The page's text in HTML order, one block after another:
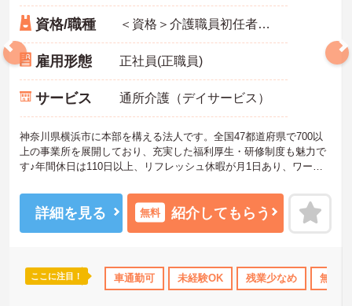
取得サポート 社会保険完備 交通費支給
資格/職種 ＜資格＞介護職員初任者研修(旧ヘルパー2級)以上 必須 ＜経験＞不問
雇用形態 正社員(正職員)
サービス 通所介護（デイサービス）
神奈川県横浜市に本部を構える法人です。全国47都道府県で700以
上の事業所を展開しており、充実した福利厚生・研修制度も魅力で
す♪年間休日は110日以上、リフレッシュ休暇が月1日あり、ワーク
には、面接対策ポイントなど、さらに詳細をお話しいたしますので
お気軽にご相談ください！
詳細を見る 無料 紹介してもらう
ここに注目！ 車通勤可 未経験OK 残業少なめ 無資